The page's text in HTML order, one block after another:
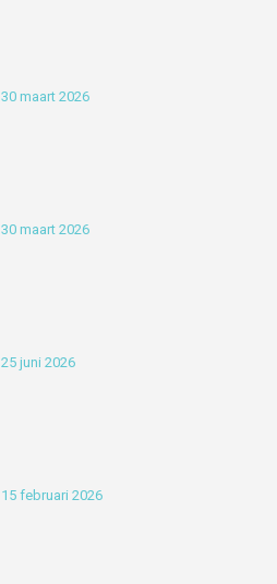
30 maart 2026
30 maart 2026
25 juni 2026
15 februari 2026